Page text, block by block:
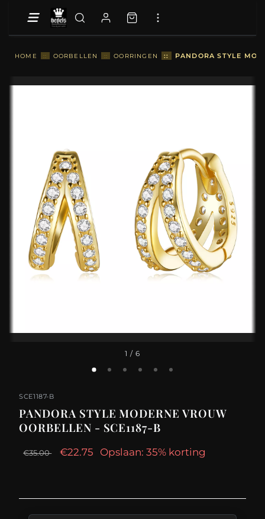
HOME :: OORBELLEN :: OORRINGEN :: PANDORA STYLE
1 / 6
SCE1187-B
PANDORA STYLE MODERNE VROUW
OORBELLEN - SCE1187-B
€35.00 €22.75 Opslaan: 35% korting